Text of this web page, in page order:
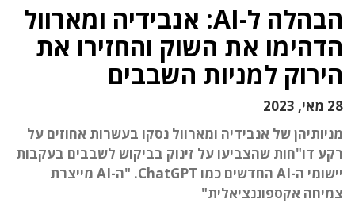
הבהלה ל-AI: אנבידיה ומארוול
הדהימו את השוק והחזירו את
הירוק למניות השבבים
28 מאי, 2023
מניותיהן של אנבידיה ומארוול נסקו בעשרות אחוזים על
רקע דו"חות שהצביעו על זינוק בביקוש לשבבים בעקבות
יישומי ה-AI החדשים כמו ChatGPT. "ה-AI מייצרת
צמיחה אקספוננציאלית"